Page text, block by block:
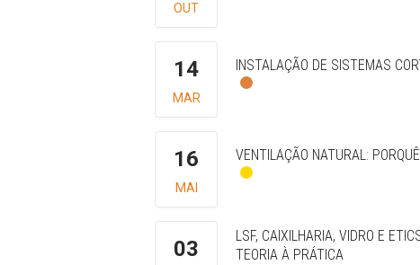
OUT
14
MAR
INSTALAÇÃO DE SISTEMAS
16
MAI
VENTILAÇÃO NATURAL:
03
LSF, CAIXILHARIA, VIDRO E
TEORIA À PRÁTICA